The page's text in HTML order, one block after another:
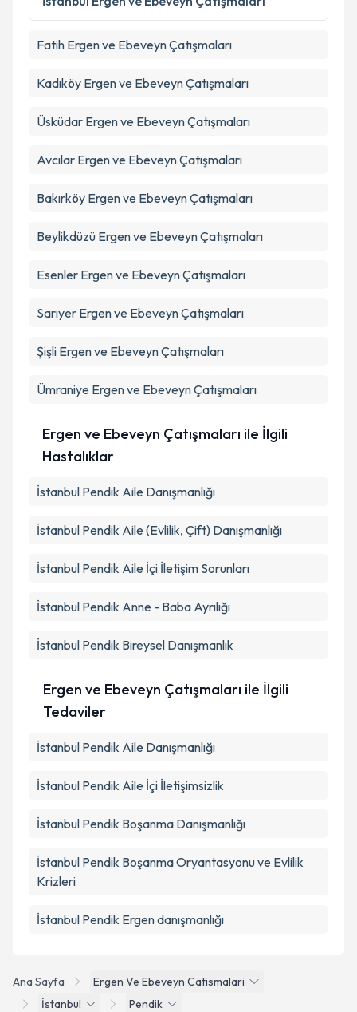
Metni'ni okudum ve kişisel verilerimin belirtilen
Takvim Talebini Gönder
Ana Sayfa
Ergen Ve Ebeveyn Catismalari
İstanbul
Pendik
Fatih Ergen ve Ebeveyn Çatışmaları
Kadıköy Ergen ve Ebeveyn Çatışmaları
Üsküdar Ergen ve Ebeveyn Çatışmaları
Avcılar Ergen ve Ebeveyn Çatışmaları
Bakırköy Ergen ve Ebeveyn Çatışmaları
Beylikdüzü Ergen ve Ebeveyn Çatışmaları
Esenler Ergen ve Ebeveyn Çatışmaları
Sarıyer Ergen ve Ebeveyn Çatışmaları
Şişli Ergen ve Ebeveyn Çatışmaları
Ümraniye Ergen ve Ebeveyn Çatışmaları
Ergen ve Ebeveyn Çatışmaları ile İlgili
Hastalıklar
İstanbul Pendik Aile Danışmanlığı
İstanbul Pendik Aile (Evlilik, Çift) Danışmanlığı
İstanbul Pendik Aile İçi İletişim Sorunları
İstanbul Pendik Anne - Baba Ayrılığı
İstanbul Pendik Bireysel Danışmanlık
Ergen ve Ebeveyn Çatışmaları ile İlgili
Tedaviler
İstanbul Pendik Aile Danışmanlığı
İstanbul Pendik Aile İçi İletişimsizlik
İstanbul Pendik Boşanma Danışmanlığı
İstanbul Pendik Boşanma Oryantasyonu ve Evlilik
Krizleri
İstanbul Pendik Ergen danışmanlığı